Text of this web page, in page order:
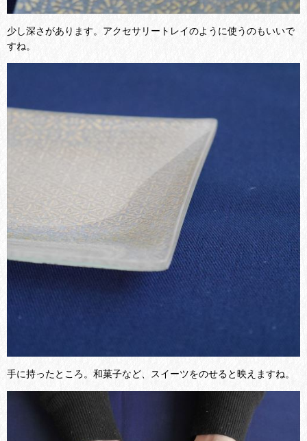
少し深さがあります。アクセサリートレイのように使うのもいいで
すね。
手に持ったところ。和菓子など、スイーツをのせると映えますね。